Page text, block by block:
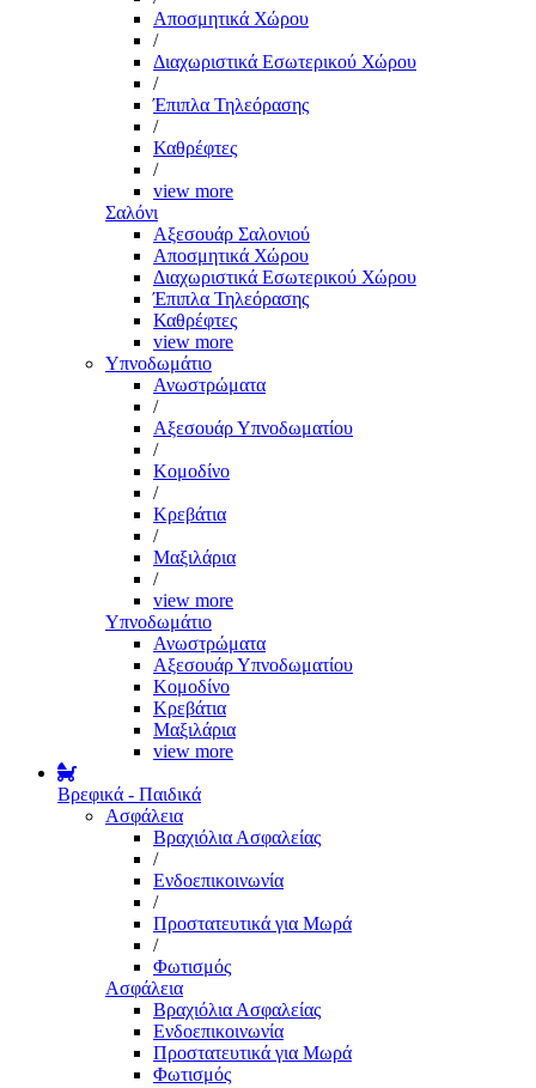
Αποσμητικά Χώρου
/
Διαχωριστικά Εσωτερικού Χώρου
/
Έπιπλα Τηλεόρασης
/
Καθρέφτες
/
view more
Σαλόνι
Αξεσουάρ Σαλονιού
Αποσμητικά Χώρου
Διαχωριστικά Εσωτερικού Χώρου
Έπιπλα Τηλεόρασης
Καθρέφτες
view more
Υπνοδωμάτιο
Ανωστρώματα
/
Αξεσουάρ Υπνοδωματίου
/
Κομοδίνο
/
Κρεβάτια
/
Μαξιλάρια
/
view more
Υπνοδωμάτιο
Ανωστρώματα
Αξεσουάρ Υπνοδωματίου
Κομοδίνο
Κρεβάτια
Μαξιλάρια
view more
Βρεφικά - Παιδικά
Ασφάλεια
Βραχιόλια Ασφαλείας
/
Ενδοεπικοινωνία
/
Προστατευτικά για Μωρά
/
Φωτισμός
Ασφάλεια
Βραχιόλια Ασφαλείας
Ενδοεπικοινωνία
Προστατευτικά για Μωρά
Φωτισμός